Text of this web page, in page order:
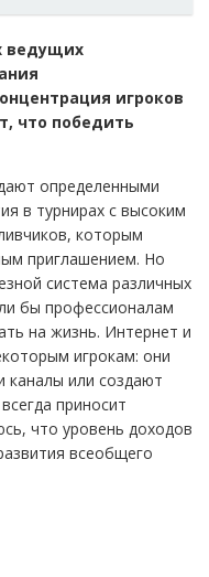
ведущих
игроков
что победить
определенными
в турнирах с высоким
которым
приглашением. Но
система различных
бы профессионалам
на жизнь. Интернет и
игрокам: они
каналы или создают
приносит
что уровень доходов
всеобщего